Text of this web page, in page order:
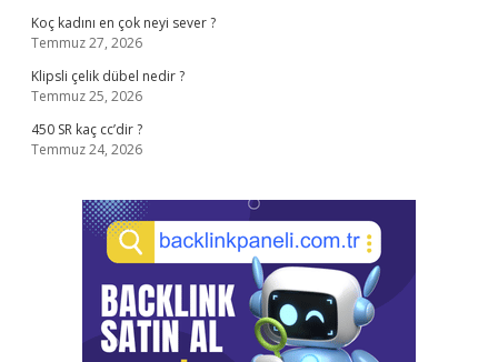
Koç kadını en çok neyi sever ?
Temmuz 27, 2026
Klipsli çelik dübel nedir ?
Temmuz 25, 2026
450 SR kaç cc’dir ?
Temmuz 24, 2026